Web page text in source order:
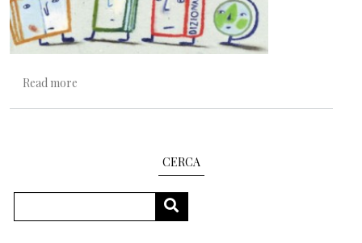
Read more
CERCA
SEARCH